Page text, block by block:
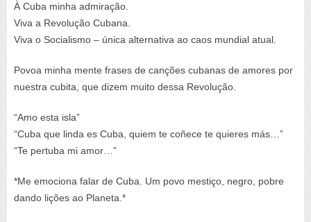
À Cuba minha admiração.
Viva a Revolução Cubana.
Viva o Socialismo – única alternativa ao caos mundial atual.
Povoa minha mente frases de canções cubanas de amores por
nuestra cubita, que dizem muito dessa Revolução.
“Amo esta isla”
“Cuba que linda es Cuba, quiem te coñece te quieres más…”
“Te pertuba mi amor…”
*Me emociona falar de Cuba. Um povo mestiço, negro, pobre
dando lições ao Planeta.*